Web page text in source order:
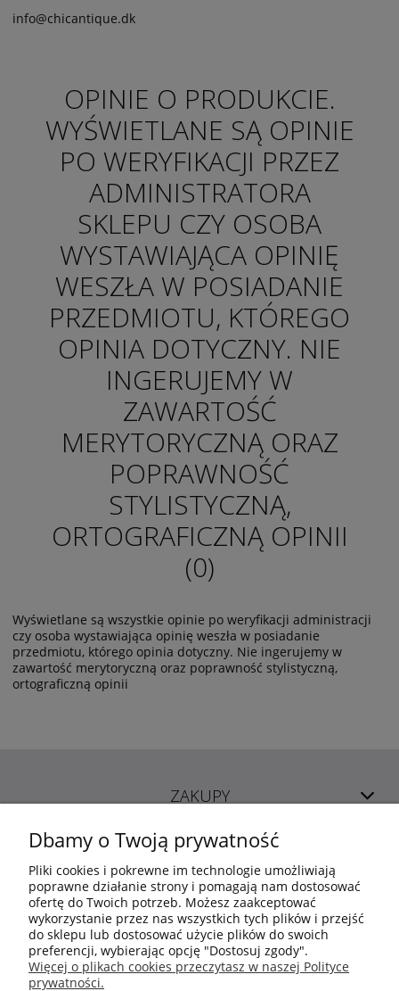
info@chicantique.dk
OPINIE O PRODUKCIE.
WYŚWIETLANE SĄ OPINIE
PO WERYFIKACJI PRZEZ
ADMINISTRATORA
SKLEPU CZY OSOBA
WYSTAWIAJĄCA OPINIĘ
WESZŁA W POSIADANIE
PRZEDMIOTU, KTÓREGO
OPINIA DOTYCZNY. NIE
INGERUJEMY W
ZAWARTOŚĆ
MERYTORYCZNĄ ORAZ
POPRAWNOŚĆ
STYLISTYCZNĄ,
ORTOGRAFICZNĄ OPINII
(0)
Wyświetlane są wszystkie opinie po weryfikacji administracji
czy osoba wystawiająca opinię weszła w posiadanie
przedmiotu, którego opinia dotyczny. Nie ingerujemy w
zawartość merytoryczną oraz poprawność stylistyczną,
ortograficzną opinii
ZAKUPY
POMOC
MOJE KONTO
INFORMACJE
Dbamy o Twoją prywatność
Pliki cookies i pokrewne im technologie umożliwiają
poprawne działanie strony i pomagają nam dostosować
ofertę do Twoich potrzeb. Możesz zaakceptować
wykorzystanie przez nas wszystkich tych plików i przejść
do sklepu lub dostosować użycie plików do swoich
preferencji, wybierając opcję "Dostosuj zgody".
Więcej o plikach cookies przeczytasz w naszej Polityce
prywatności.